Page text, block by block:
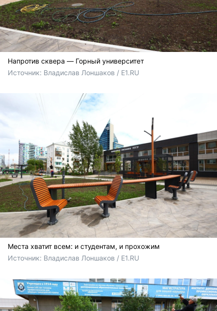
Напротив сквера — Горный университет
Источник: Владислав Лоншаков / E1.RU
Места хватит всем: и студентам, и прохожим
Источник: Владислав Лоншаков / E1.RU